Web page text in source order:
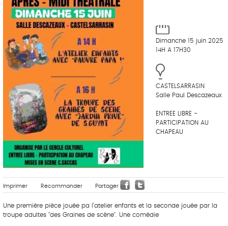
Dimanche 15 juin 2025
14H A 17H30
CASTELSARRASIN
Salle Paul Descazeaux
ENTREE LIBRE -
PARTICIPATION AU
CHAPEAU
Imprimer Recommander Partager
Une première pièce jouée pa l’atelier enfants et la seconde jouée par la
troupe adultes "des Graines de scène". Une comédie